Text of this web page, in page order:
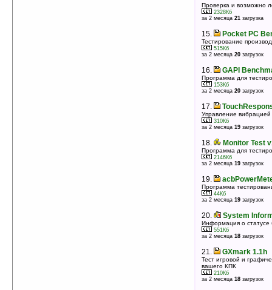
Проверка и возможно
2328Кб
за 2 месяца 21 загрузка
15. Pocket PC
Тестирование
515Кб
за 2 месяца 20 загрузок
16. GAPI
Программа для
153Кб
за 2 месяца 20 загрузок
17.
Управление
310Кб
за 2 месяца 19 загрузок
18. Monitor Test
Программа для
2146Кб
за 2 месяца 19 загрузок
19.
Программа
44Кб
за 2 месяца 19 загрузок
20. System
Информация о статусе
551Кб
за 2 месяца 18 загрузок
21. GXmark 1.1h
Тест игровой и
вашего КПК
210Кб
за 2 месяца 18 загрузок